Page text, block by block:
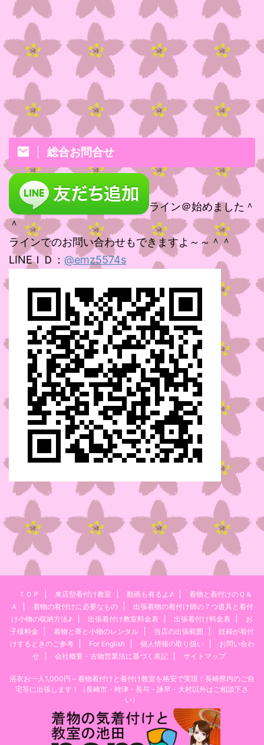
総合お問合せ
ライン＠始めました＾
＾
ラインでのお問い合わせもできますよ～～＾＾
LINEＩＤ： @emz5574s
ＴＯＰ 来店型着付け教室 動画も有るよ♪
着物と着付けのＱ＆
Ａ
着物の着付けに必要なもの
出張着物の着付け師の７つ道具と着付
け小物の収納方法♪
出張着付け教室料金表 出張着付け料金表
お
子様料金
着物と帯と小物のレンタル 当店の出張範囲
妊婦が着付
けするときのご参考
For English 個人情報の取り扱い
お問い合わ
せ
会社概要・古物営業法に基づく表記 サイトマップ
浴衣お一人1,000円～着物着付けと着付け教室を格安で実現！長崎県内のご自
宅等に出張します！（長崎市・時津・長与・諫早・大村以外はご相談下さ
い）